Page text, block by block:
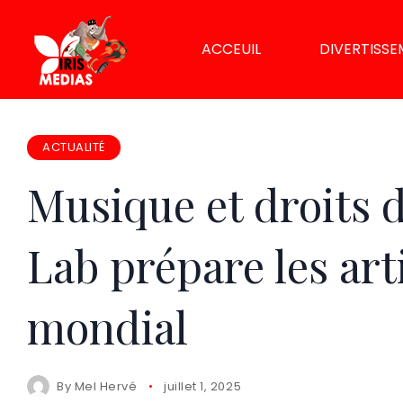
ACCEUIL
ACTUALITÉ
Musique et droits
Lab prépare les
mondial
By Mel Hervé juillet 1, 2025